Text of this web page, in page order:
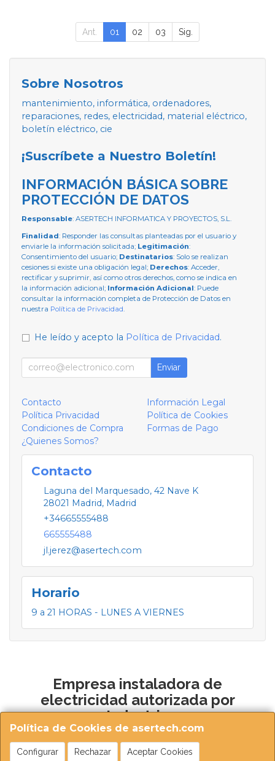
Ant. 01 02 03 Sig.
Política de Cookies de asertech.com
Configurar Rechazar Aceptar Cookies
Sobre Nosotros
mantenimiento, informática, ordenadores,
reparaciones, redes, electricidad, material eléctrico,
boletín eléctrico, cie
¡Suscríbete a Nuestro Boletín!
INFORMACIÓN BÁSICA SOBRE
PROTECCIÓN DE DATOS
Responsable: ASERTECH INFORMATICA Y PROYECTOS, S.L.
Finalidad: Responder las consultas planteadas por el usuario y
enviarle la información solicitada; Legitimación:
Consentimiento del usuario; Destinatarios: Solo se realizan
cesiones si existe una obligación legal; Derechos: Acceder,
rectificar y suprimir, así como otros derechos, como se indica en
la información adicional; Información Adicional: Puede
consultar la información completa de Protección de Datos en
nuestra Política de Privacidad
He leído y acepto la Política de Privacidad.
Enviar
Contacto
Información Legal
Política Privacidad
Política de Cookies
Condiciones de Compra
Formas de Pago
¿Quienes Somos?
Contacto
Laguna del Marquesado, 42 Nave K
28021 Madrid, Madrid
+34665555488
665555488
jl.jerez@asertech.com
Horario
9 a 21 HORAS - LUNES A VIERNES
Empresa instaladora de
electricidad autorizada por
Industria